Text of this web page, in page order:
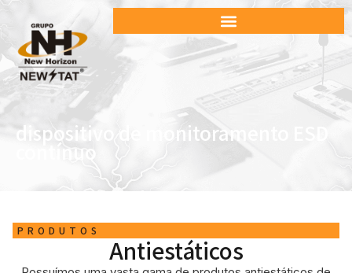
dispositivo de monitoramento ESD
contínuo
PRODUTOS
Antiestáticos